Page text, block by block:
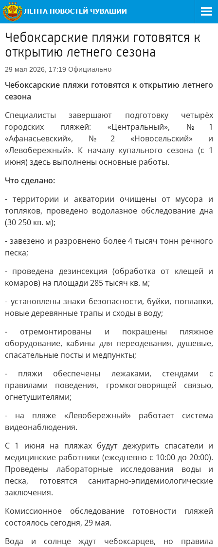
Чебоксарские пляжи готовятся к
открытию летнего сезона
29 мая 2026, 17:19 Официально
Чебоксарские пляжи готовятся к открытию летнего
сезона
Специалисты завершают подготовку четырёх
городских пляжей: «Центральный», №1
«Афанасьевский», №2 «Новосельский» и
«Левобережный». К началу купального сезона (с 1
июня) здесь выполнены основные работы.
Что сделано:
- территории и акватории очищены от мусора и
топляков, проведено водолазное обследование дна
(30 250 кв. м);
- завезено и разровнено более 4 тысяч тонн речного
песка;
- проведена дезинсекция (обработка от клещей и
комаров) на площади 285 тысяч кв. м;
- установлены знаки безопасности, буйки, поплавки,
новые деревянные трапы и сходы в воду;
- отремонтированы и покрашены пляжное
оборудование, кабины для переодевания, душевые,
спасательные посты и медпункты;
- пляжи обеспечены лежаками, стендами с
правилами поведения, громкоговорящей связью,
огнетушителями;
- на пляже «Левобережный» работает система
видеонаблюдения.
С 1 июня на пляжах будут дежурить спасатели и
медицинские работники (ежедневно с 10:00 до 20:00).
Проведены лабораторные исследования воды и
песка, готовятся санитарно-эпидемиологические
заключения.
Комиссионное обследование готовности пляжей
состоялось сегодня, 29 мая.
Вода и солнце ждут чебоксарцев, но правила